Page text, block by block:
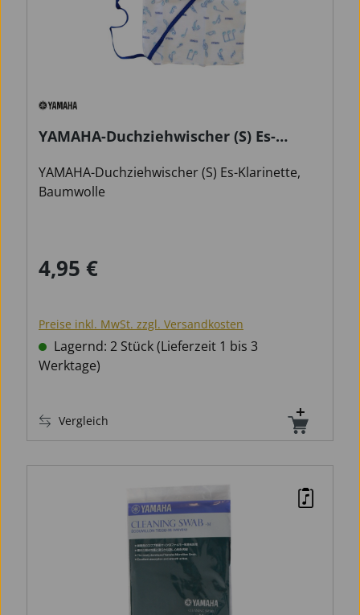
YAMAHA-Duchziehwischer (S) Es-
YAMAHA-Duchziehwischer (S) Es-Klarinette,
Baumwolle
Regulärer Preis:
4,95 €
Preise inkl. MwSt. zzgl. Versandkosten
Lagernd: 2 Stück (Lieferzeit 1 bis 3
Werktage)
Vergleich